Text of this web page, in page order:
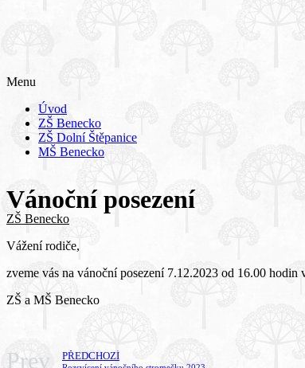
Menu
Úvod
ZŠ Benecko
ZŠ Dolní Štěpanice
MŠ Benecko
Vánoční posezení
ZŠ Benecko
Vážení rodiče,
zveme vás na vánoční posezení 7.12.2023 od 16.00
ZŠ a MŠ Benecko
Prev PŘEDCHOZÍ